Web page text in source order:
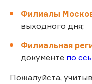
Филиалы
выходного дня;
Филиальная
документе по
Пожалуйста,